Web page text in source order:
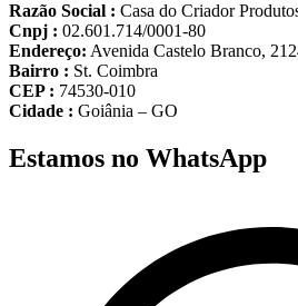
Razão Social : Casa do Criador
Cnpj : 02.601.714/0001-80
Endereço: Avenida Castelo Branco,
Bairro : St. Coimbra
CEP : 74530-010
Cidade : Goiânia – GO
Estamos no WhatsApp